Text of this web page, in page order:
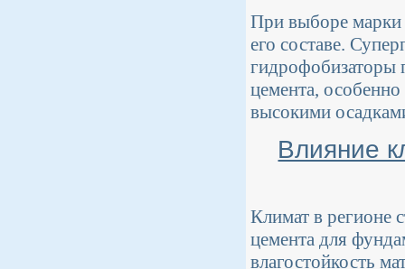
При выборе марки
его составе.
гидрофобизаторы
цемента, особенно
высокими
Влияние
Климат в регионе
цемента для
влагостойкость